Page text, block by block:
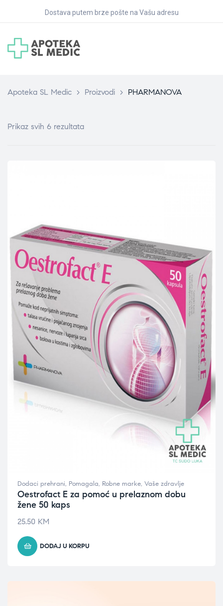
Dostava putem brze pošte na Vašu adresu
Apoteka SL Medic > Proizvodi > PHARMANOVA
Prikaz svih 6 rezultata
Dodaci prehrani, Pomagala, Robne marke, Vaše zdravlje
Oestrofact E za pomoć u prelaznom dobu
žene 50 kaps
25.50 KM
DODAJ U KORPU